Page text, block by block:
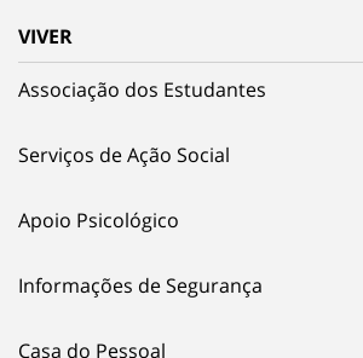
VIVER
Associação dos Estudantes
Serviços de Ação Social
Apoio Psicológico
Informações de Segurança
Casa do Pessoal